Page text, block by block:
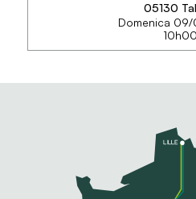
SAPERNE
05130
Domenica
10h00
Animation Medieval pour
animation non-stop toute la